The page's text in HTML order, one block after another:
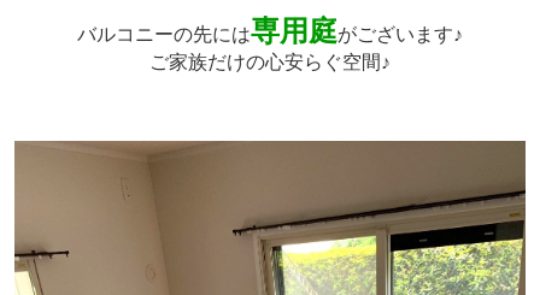
バルコニーの先には専用庭がございます♪
ご家族だけの心安らぐ空間♪